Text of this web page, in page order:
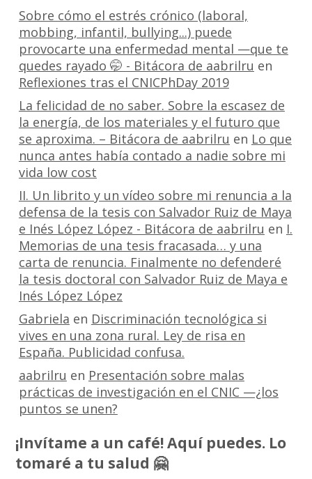
Sobre cómo el estrés crónico (laboral,
mobbing, infantil, bullying...) puede
provocarte una enfermedad mental —que te
quedes rayado 🤭 - Bitácora de aabrilru en
Reflexiones tras el CNICPhDay 2019
La felicidad de no saber. Sobre la escasez de
la energía, de los materiales y el futuro que
se aproxima. – Bitácora de aabrilru en Lo que
nunca antes había contado a nadie sobre mi
vida low cost
II. Un librito y un vídeo sobre mi renuncia a la
defensa de la tesis con Salvador Ruiz de Maya
e Inés López López - Bitácora de aabrilru en I.
Memorias de una tesis fracasada… y una
carta de renuncia. Finalmente no defenderé
la tesis doctoral con Salvador Ruiz de Maya e
Inés López López
Gabriela en Discriminación tecnológica si
vives en una zona rural. Ley de risa en
España. Publicidad confusa.
aabrilru en Presentación sobre malas
prácticas de investigación en el CNIC —¿los
puntos se unen?
¡Invítame a un café! Aquí puedes. Lo
tomaré a tu salud 🤗